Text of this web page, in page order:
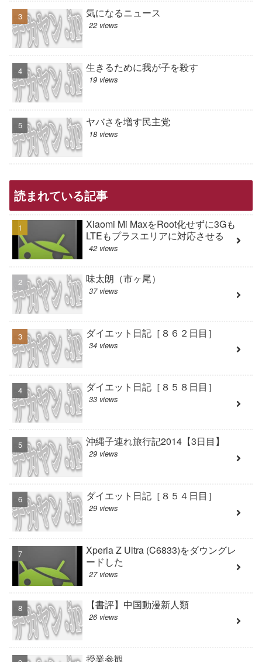
気になるニュース
22 views
生きるために我が子を殺す
19 views
ヤバさを増す民主党
18 views
読まれている記事
Xiaomi Mi MaxをRoot化せずに3Gも
LTEもプラスエリアに対応させる
42 views
味太朗（市ヶ尾）
37 views
ダイエット日記［８６２日目］
34 views
ダイエット日記［８５８日目］
33 views
沖縄子連れ旅行記2014【3日目】
29 views
ダイエット日記［８５４日目］
29 views
Xperia Z Ultra (C6833)をダウングレ
ードした
27 views
【書評】中国動漫新人類
26 views
授業参観